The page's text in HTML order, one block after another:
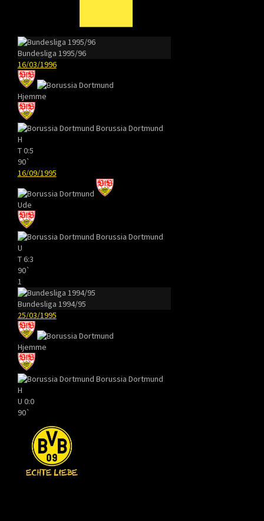
Bundesliga 1995/96
16/03/1996
Hjemme
Borussia Dortmund
H
T0:5
90`
16/09/1995
Ude
Borussia Dortmund
U
T6:3
90`
1
Bundesliga 1994/95
25/03/1995
Hjemme
Borussia Dortmund
H
U 0:0
90`